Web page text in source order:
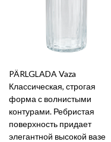
PÄRLGLADA Vaza
Классическая, строгая
форма с волнистыми
контурами. Ребристая
поверхность придает
элегантной высокой вазе